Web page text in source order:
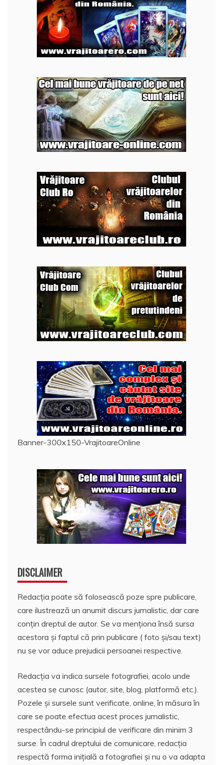
Banner-300x150-VrajitoareOnline
DISCLAIMER
Redacția poate să folosească poze spre publicare,
care ilustrează un anumit discurs jurnalistic, dar care
conțin dreptul de autor. Se va menționa însă sursa
acestora și faptul că prin publicare ( foto și/sau text)
nu se vor aduce prejudicii persoanei respective.
Redacția va indica sursele fotografiei, acolo unde
acestea se cunosc (autor, site, blog, platformă etc.).
Pozele și sursele sunt verificate, online, în măsura în
care se poate efectua acest proces jurnalistic,
respectându-se principiul de verificare din minim 3
surse. În cadrul dreptului de comunicare, redacția
respectă forma inițială a fotografiei și nu o va adapta